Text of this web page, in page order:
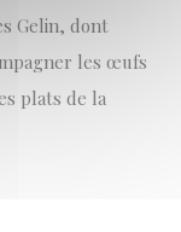
Gelin, dont
les œufs
plats de la